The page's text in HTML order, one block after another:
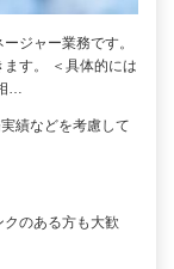
ジャー業務です。
す。 ＜具体的には
…
績などを考慮して
のある方も大歓